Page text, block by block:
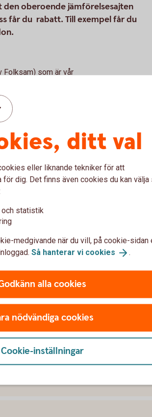
den oberoende jämförelsesajten
får du rabatt. Till exempel får du
Folksam) som är vår
AB är
är inte
för alla bilmärken,
då?
ditt val
eller liknande tekniker för att
dig. Det finns även cookies du kan välja
och statistik
medgivande när du vill, på cookie-sidan
Så hanterar vi cookies .
alla cookies
nödvändiga cookies
Cookie-inställningar